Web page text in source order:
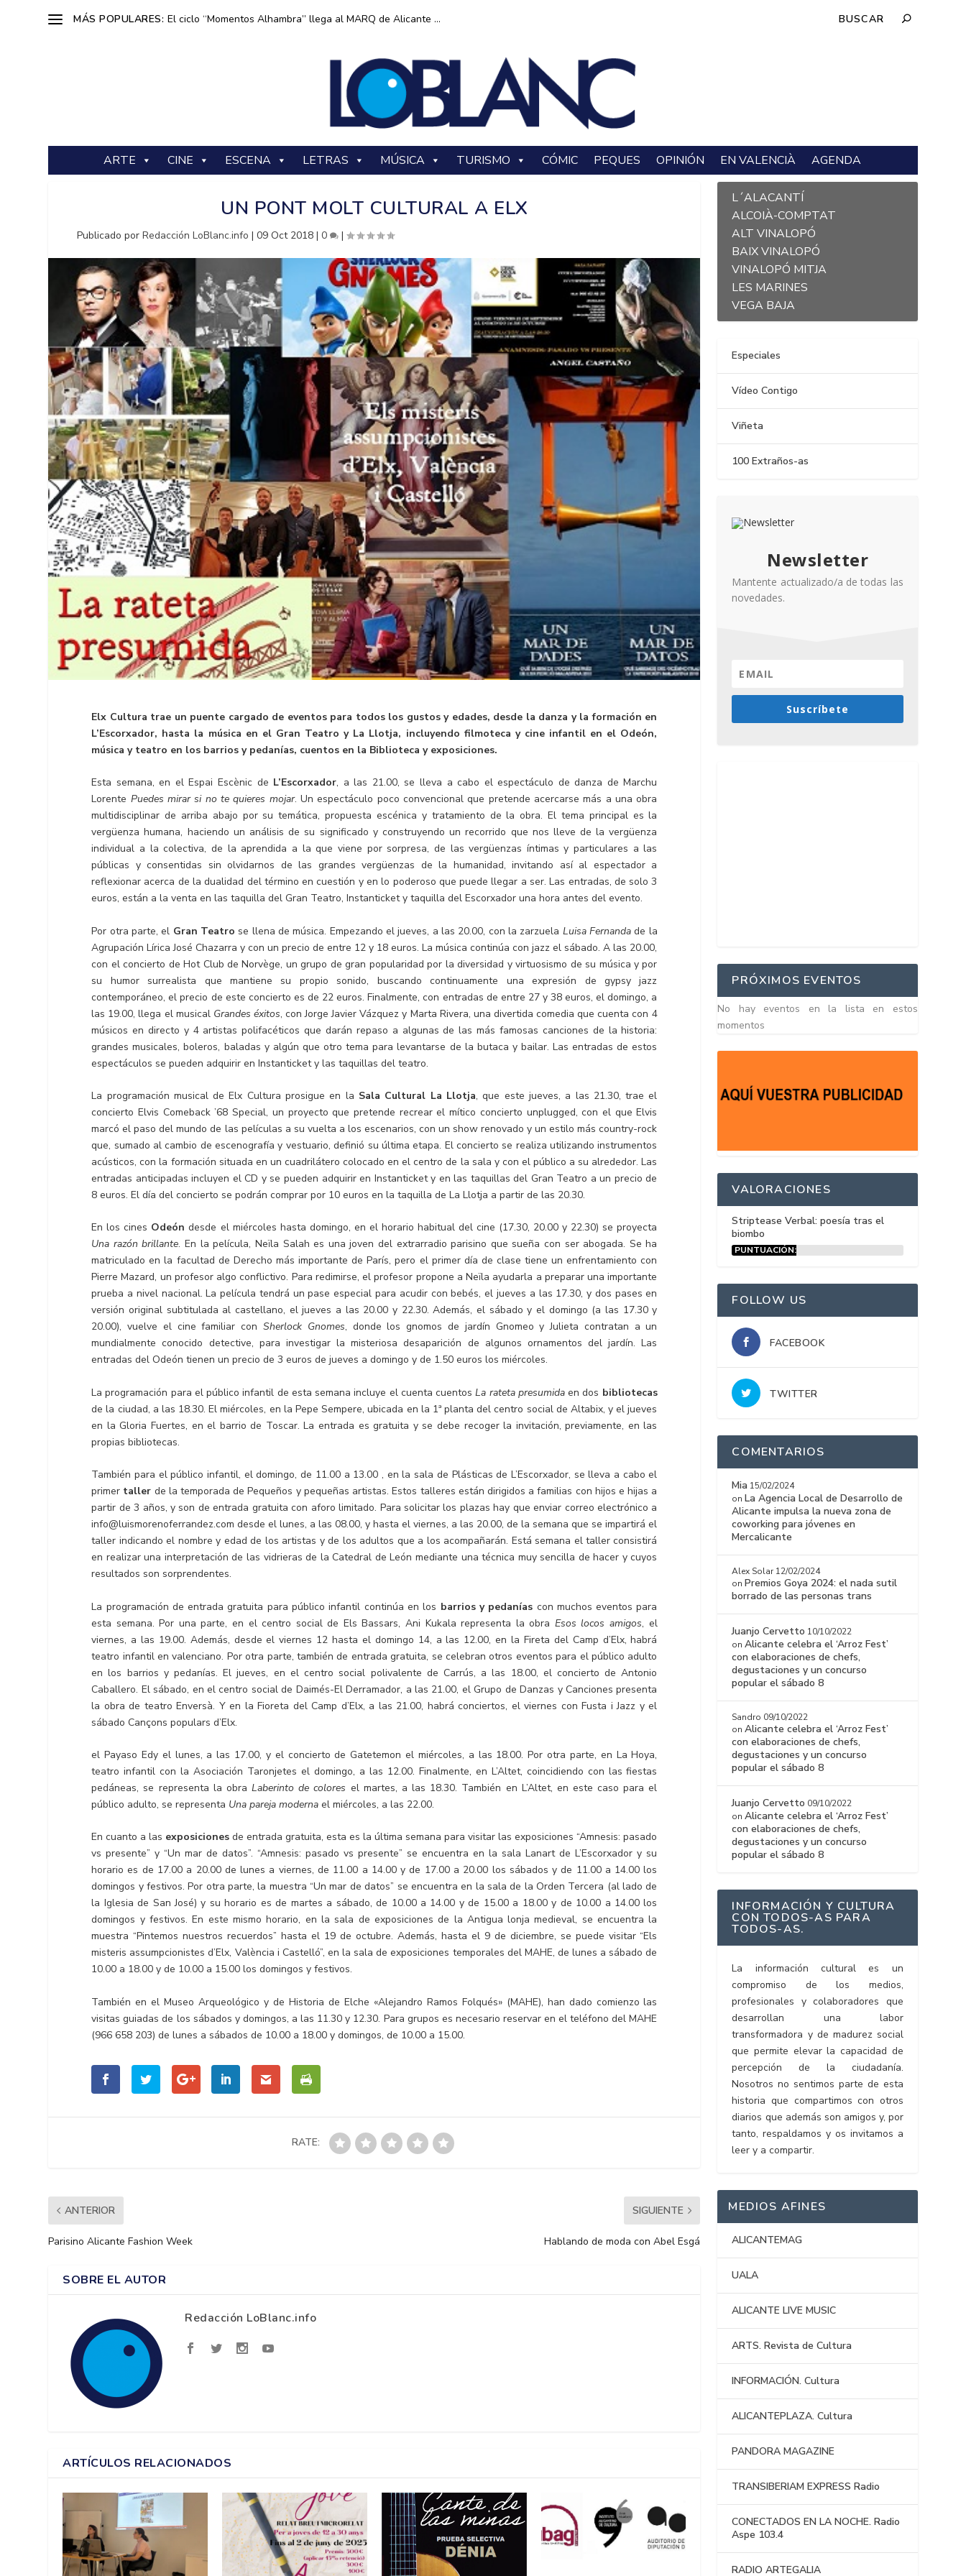
MÁS POPULARES: El ciclo “Momentos Alhambra” llega al MARQ de Alicante ...
ARTE CINE ESCENA LETRAS MÚSICA TURISMO CÓMIC PEQUES OPINIÓN EN VALENCIÀ AGENDA
UN PONT MOLT CULTURAL A ELX
Publicado porRedacción LoBlanc.info |09 Oct 2018 |0 |
Elx Cultura trae un puente cargado de eventos para todos los gustos y edades, desde la danza y la formación en
L’Escorxador, hasta la música en el Gran Teatro y La Llotja, incluyendo filmoteca y cine infantil en el Odeón,
música y teatro en los barrios y pedanías, cuentos en la Biblioteca y exposiciones.
Esta semana, en el Espai Escènic de L’Escorxador, a las 21.00, se lleva a cabo el espectáculo de danza de Marchu
Lorente Puedes mirar si no te quieres mojar. Un espectáculo poco convencional que pretende acercarse más a una obra
multidisciplinar de arriba abajo por su temática, propuesta escénica y tratamiento de la obra. El tema principal es la
vergüenza humana, haciendo un análisis de su significado y construyendo un recorrido que nos lleve de la vergüenza
individual a la colectiva, de la aprendida a la que viene por sorpresa, de las vergüenzas íntimas y particulares a las
públicas y consentidas sin olvidarnos de las grandes vergüenzas de la humanidad, invitando así al espectador a
reflexionar acerca de la dualidad del término en cuestión y en lo poderoso que puede llegar a ser. Las entradas, de solo 3
euros, están a la venta en las taquilla del Gran Teatro, Instanticket y taquilla del Escorxador una hora antes del evento.
Por otra parte, el Gran Teatro se llena de música. Empezando el jueves, a las 20.00, con la zarzuela Luisa Fernandade la
Agrupación Lírica José Chazarra y con un precio de entre 12 y 18 euros. La música continúa con jazz el sábado. A las 20.00,
con el concierto de Hot Club de Norvège, un grupo de gran popularidad por la diversidad y virtuosismo de su música y por
su humor surrealista que mantiene su propio sonido, buscando continuamente una expresión de gypsy jazz
contemporáneo, el precio de este concierto es de 22 euros. Finalmente, con entradas de entre 27 y 38 euros, el domingo, a
las 19.00, llega el musical Grandes éxitos, con Jorge Javier Vázquez y Marta Rivera, una divertida comedia que cuenta con 4
músicos en directo y 4 artistas polifacéticos que darán repaso a algunas de las más famosas canciones de la historia:
grandes musicales, boleros, baladas y algún que otro tema para levantarse de la butaca y bailar. Las entradas de estos
espectáculos se pueden adquirir en Instanticket y las taquillas del teatro.
La programación musical de Elx Cultura prosigue en la Sala Cultural La Llotja, que este jueves, a las 21.30, trae el
concierto Elvis Comeback ’68 Special, un proyecto que pretende recrear el mítico concierto unplugged, con el que Elvis
marcó el paso del mundo de las películas a su vuelta a los escenarios, con un show renovado y un estilo más country-rock
que, sumado al cambio de escenografía y vestuario, definió su última etapa. El concierto se realiza utilizando instrumentos
acústicos, con la formación situada en un cuadrilátero colocado en el centro de la sala y con el público a su alrededor. Las
entradas anticipadas incluyen el CD y se pueden adquirir en Instanticket y en las taquillas del Gran Teatro a un precio de
8 euros. El día del concierto se podrán comprar por 10 euros en la taquilla de La Llotja a partir de las 20.30.
En los cines Odeón desde el miércoles hasta domingo, en el horario habitual del cine (17.30, 20.00 y 22.30) se proyecta
Una razón brillante. En la película, Neïla Salah es una joven del extrarradio parisino que sueña con ser abogada. Se ha
matriculado en la facultad de Derecho más importante de París, pero el primer día de clase tiene un enfrentamiento con
Pierre Mazard, un profesor algo conflictivo. Para redimirse, el profesor propone a Neïla ayudarla a preparar una importante
prueba a nivel nacional. La película tendrá un pase especial para acudir con bebés, el jueves a las 17.30, y dos pases en
versión original subtitulada al castellano, el jueves a las 20.00 y 22.30. Además, el sábado y el domingo (a las 17.30 y
20.00), vuelve el cine familiar con Sherlock Gnomes, donde los gnomos de jardín Gnomeo y Julieta contratan a un
mundialmente conocido detective, para investigar la misteriosa desaparición de algunos ornamentos del jardín. Las
entradas del Odeón tienen un precio de 3 euros de jueves a domingo y de 1.50 euros los miércoles.
La programación para el público infantil de esta semana incluye el cuenta cuentosLa rateta presumidaen dos bibliotecas
de la ciudad, a las 18.30. El miércoles, en la Pepe Sempere, ubicada en la 1ª planta del centro social de Altabix, y el jueves
en la Gloria Fuertes, en el barrio de Toscar. La entrada es gratuita y se debe recoger la invitación, previamente, en las
propias bibliotecas.
También para el público infantil, el domingo, de 11.00 a 13.00 , en la sala de Plásticas de L’Escorxador, se lleva a cabo el
primer taller de la temporada de Pequeños y pequeñas artistas. Estos talleres están dirigidos a familias con hijos e hijas a
partir de 3 años, y son de entrada gratuita con aforo limitado. Para solicitar los plazas hay que enviar correo electrónico a
info@luismorenoferrandez.com desde el lunes, a las 08.00, y hasta el viernes, a las 20.00, de la semana que se impartirá el
taller indicando el nombre y edad de los artistas y de los adultos que a los acompañarán. Está semana el taller consistirá
en realizar una interpretación de las vidrieras de la Catedral de León mediante una técnica muy sencilla de hacer y cuyos
resultados son sorprendentes.
La programación de entrada gratuita para público infantil continúa en los barrios y pedanías con muchos eventos para
esta semana. Por una parte, en el centro social de Els Bassars, Ani Kukala representa la obra Esos locos amigos, el
viernes, a las 19.00. Además, desde el viernes 12 hasta el domingo 14, a las 12.00, en la Fireta del Camp d’Elx, habrá
teatro infantil en valenciano. Por otra parte, también de entrada gratuita, se celebran otros eventos para el público adulto
en los barrios y pedanías. El jueves, en el centro social polivalente de Carrús, a las 18.00, el concierto de Antonio
Caballero. El sábado, en el centro social de Daimés-El Derramador, a las 21.00, el Grupo de Danzas y Canciones presenta
la obra de teatro Enversà. Y en la Fioreta del Camp d’Elx, a las 21.00, habrá conciertos, el viernes con Fusta i Jazz y el
sábado Cançons populars d’Elx.
el Payaso Edy el lunes, a las 17.00, y el concierto de Gatetemon el miércoles, a las 18.00. Por otra parte, en La Hoya,
teatro infantil con la Asociación Taronjetes el domingo, a las 12.00. Finalmente, en L’Altet, coincidiendo con las fiestas
pedáneas, se representa la obraLaberinto de colores el martes, a las 18.30. También en L’Altet, en este caso para el
público adulto, se representa Una pareja moderna el miércoles, a las 22.00.
En cuanto a las exposicionesde entrada gratuita, esta es la última semana para visitar las exposiciones “Amnesis: pasado
vs presente” y “Un mar de datos”. “Amnesis: pasado vs presente” se encuentra en la sala Lanart de L’Escorxador y su
horario es de 17.00 a 20.00 de lunes a viernes, de 11.00 a 14.00 y de 17.00 a 20.00 los sábados y de 11.00 a 14.00 los
domingos y festivos. Por otra parte, la muestra “Un mar de datos” se encuentra en la sala de la Orden Tercera (al lado de
la Iglesia de San José) y su horario es de martes a sábado, de 10.00 a 14.00 y de 15.00 a 18.00 y de 10.00 a 14.00 los
domingos y festivos. En este mismo horario, en la sala de exposiciones de la Antigua lonja medieval, se encuentra la
muestra “Pintemos nuestros recuerdos” hasta el 19 de octubre. Además, hasta el 9 de diciembre, se puede visitar “Els
misteris assumpcionistes d’Elx, València i Castelló”, en la sala de exposiciones temporales del MAHE, de lunes a sábado de
10.00 a 18.00 y de 10.00 a 15.00 los domingos y festivos.
También en el Museo Arqueológico y de Historia de Elche «Alejandro Ramos Folqués» (MAHE), han dado comienzo las
visitas guiadas de los sábados y domingos, a las 11.30 y 12.30. Para grupos es necesario reservar en el teléfono del MAHE
(966 658 203) de lunes a sábados de 10.00 a 18.00 y domingos, de 10.00 a 15.00.
RATE:
ANTERIOR
Parisino Alicante Fashion Week
SIGUIENTE
Hablando de moda con Abel Esgá
SOBRE EL AUTOR
Redacción LoBlanc.info
ARTÍCULOS RELACIONADOS
L´ALACANTÍ
ALCOIÀ-COMPTAT
ALT VINALOPÓ
BAIX VINALOPÓ
VINALOPÓ MITJA
LES MARINES
VEGA BAJA
Especiales
Vídeo Contigo
Viñeta
100 Extraños-as
Newsletter
Mantente actualizado/a de todas las
novedades.
Suscríbete
PRÓXIMOS EVENTOS
No hay eventos en la lista en estos
momentos
VALORACIONES
Striptease Verbal: poesía tras el
biombo
PUNTUACIÓN:
FOLLOW US
FACEBOOK
TWITTER
COMENTARIOS
Mia 15/02/2024
on La Agencia Local de Desarrollo de
Alicante impulsa la nueva zona de
coworking para jóvenes en
Mercalicante
Alex Solar 12/02/2024
on Premios Goya 2024: el nada sutil
borrado de las personas trans
Juanjo Cervetto 10/10/2022
onAlicante celebra el ‘Arroz Fest’
con elaboraciones de chefs,
degustaciones y un concurso
popular el sábado 8
Sandro 09/10/2022
onAlicante celebra el ‘Arroz Fest’
con elaboraciones de chefs,
degustaciones y un concurso
popular el sábado 8
Juanjo Cervetto 09/10/2022
onAlicante celebra el ‘Arroz Fest’
con elaboraciones de chefs,
degustaciones y un concurso
popular el sábado 8
INFORMACIÓN Y CULTURA
CON TODOS-AS PARA
TODOS-AS.
La información cultural es un
compromiso de los medios,
profesionales y colaboradores que
desarrollan una labor
transformadora y de madurez social
que permite elevar la capacidad de
percepción de la ciudadanía.
Nosotros no sentimos parte de esta
historia que compartimos con otros
diarios que además son amigos y, por
tanto, respaldamos y os invitamos a
leer y a compartir.
MEDIOS AFINES
ALICANTEMAG
UALA
ALICANTE LIVE MUSIC
ARTS. Revista de Cultura
INFORMACIÓN. Cultura
ALICANTEPLAZA. Cultura
PANDORA MAGAZINE
TRANSIBERIAM EXPRESS Radio
CONECTADOS EN LA NOCHE. Radio
Aspe 103.4
RADIO ARTEGALIA